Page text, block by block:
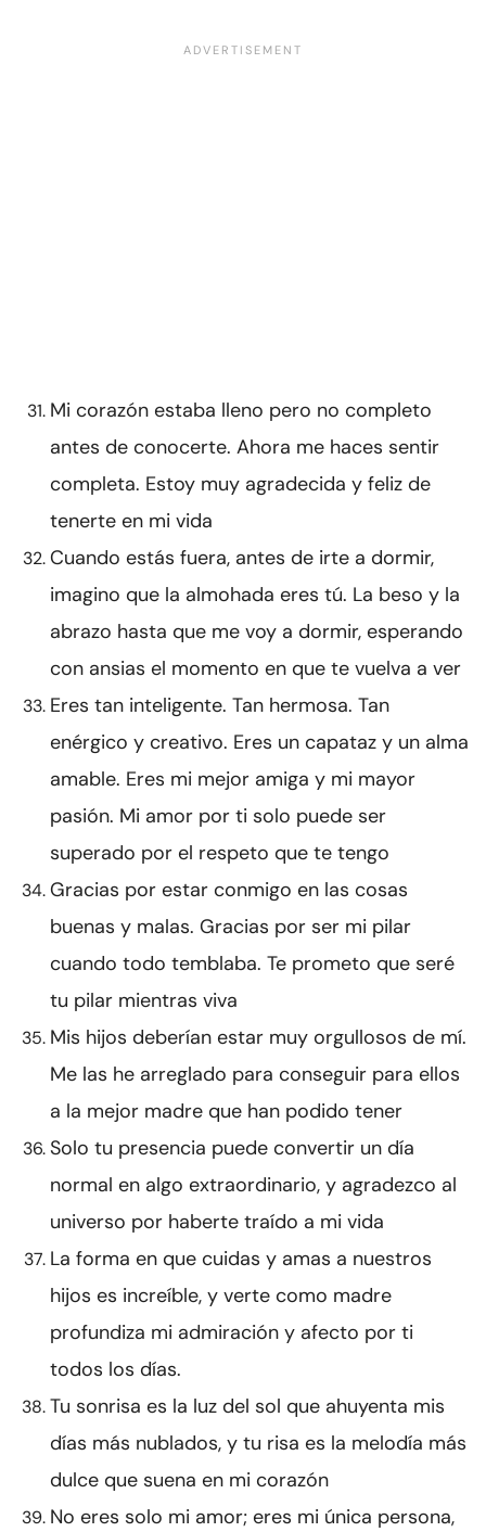
Mi corazón estaba lleno pero no completo
antes de conocerte. Ahora me haces sentir
completa. Estoy muy agradecida y feliz de
tenerte en mi vida
Cuando estás fuera, antes de irte a dormir,
imagino que la almohada eres tú. La beso y la
abrazo hasta que me voy a dormir, esperando
con ansias el momento en que te vuelva a ver
Eres tan inteligente. Tan hermosa. Tan
enérgico y creativo. Eres un capataz y un alma
amable. Eres mi mejor amiga y mi mayor
pasión. Mi amor por ti solo puede ser
superado por el respeto que te tengo
Gracias por estar conmigo en las cosas
buenas y malas. Gracias por ser mi pilar
cuando todo temblaba. Te prometo que seré
tu pilar mientras viva
Mis hijos deberían estar muy orgullosos de mí.
Me las he arreglado para conseguir para ellos
a la mejor madre que han podido tener
Solo tu presencia puede convertir un día
normal en algo extraordinario, y agradezco al
universo por haberte traído a mi vida
La forma en que cuidas y amas a nuestros
hijos es increíble, y verte como madre
profundiza mi admiración y afecto por ti
todos los días.
Tu sonrisa es la luz del sol que ahuyenta mis
días más nublados, y tu risa es la melodía más
dulce que suena en mi corazón
No eres solo mi amor; eres mi única persona,